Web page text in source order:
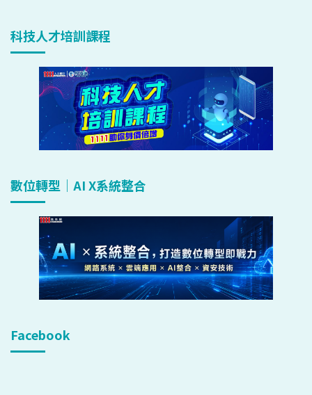
科技人才培訓課程
數位轉型｜AI X系統整合
Facebook